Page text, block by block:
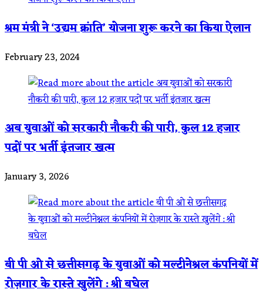
श्रम मंत्री ने ‘उद्यम क्रांति’ योजना शुरू करने का किया ऐलान
February 23, 2024
अब युवाओं को सरकारी नौकरी की पारी, कुल 12 हजार
पदों पर भर्ती इंतजार खत्म
January 3, 2026
बी पी ओ से छत्तीसगढ़ के युवाओं को मल्टीनेश्नल कंपनियों में
रोज़गार के रास्ते खुलेंगे : श्री बघेल